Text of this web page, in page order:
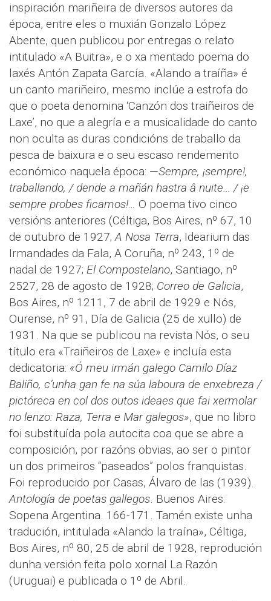
inspiración mariñeira de diversos autores da
época, entre eles o muxián Gonzalo López
Abente, quen publicou por entregas o relato
intitulado «A Buitra», e o xa mentado poema do
laxés Antón Zapata García. «Alando a traíña» é
un canto mariñeiro, mesmo inclúe a estrofa do
que o poeta denomina ‘Canzón dos traiñeiros de
Laxe’, no que a alegría e a musicalidade do canto
non oculta as duras condicións de traballo da
pesca de baixura e o seu escaso rendemento
económico naquela época: —Sempre, ¡sempre!,
traballando, / dende a mañán hastra â nuite... / ¡e
sempre probes ficamos!… O poema tivo cinco
versións anteriores (Céltiga, Bos Aires, nº 67, 10
de outubro de 1927;A Nosa Terra, Idearium das
Irmandades da Fala, A Coruña, nº 243, 1º de
nadal de 1927; El Compostelano, Santiago, nº
2527, 28 de agosto de 1928; Correo de Galicia,
Bos Aires, nº 1211, 7 de abril de 1929 e Nós,
Ourense, nº 91, Día de Galicia (25 de xullo) de
1931. Na que se publicou na revista Nós, o seu
título era «Traiñeiros de Laxe» e incluía esta
dedicatoria: «Ó meu irmán galego Camilo Díaz
Baliño, c’unha gan fe na súa laboura de enxebreza /
pictóreca en col dos outos ideaes que fai xermolar
no lenzo: Raza, Terra e Mar galegos», que no libro
foi substituída pola autocita coa que se abre a
composición, por razóns obvias, ao ser o pintor
un dos primeiros “paseados” polos franquistas.
Foi reproducido por Casas, Álvaro de las (1939).
Antología de poetas gallegos. Buenos Aires:
Sopena Argentina. 166-171. Tamén existe unha
tradución, intitulada «Alando la traína», Céltiga,
Bos Aires, nº 80, 25 de abril de 1928, reprodución
dunha versión feita polo xornal La Razón
(Uruguai) e publicada o 1º de Abril.